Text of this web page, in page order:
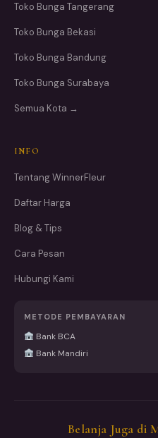
Toko Bunga Tangerang
Toko Bunga Bekasi
Toko Bunga Bandung
Toko Bunga Surabaya
Semua Kota →
INFO
Tentang WinnerFleur
Daftar Harga
Blog & Tips
Cara Pesan
Hubungi Kami
METODE PEMBAYARAN
Bank BCA
Bank Mandiri
Belanja Juga di